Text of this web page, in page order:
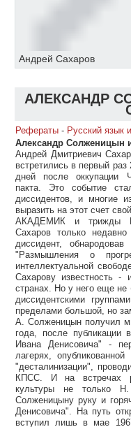
Андрей Сахаров
АЛЕКСАНДР
Рефераты - Русский язык
Александр Солженицын
Андрей Дмитриевич
встретились в первый раз
дней после оккупации
пакта. Это событие
диссидентов, и многие
выразить на этот счет
АКАДЕМИК и трижды
Сахаров только
диссидент,
"Размышления о
интеллектуальной
Сахарову известность
странах. Но у него еще не
диссидентскими
пределами большой, но
А. Солженицын получил
года, после
Ивана Денисовича" -
лагерях,
"десталинизации",
КПСС. И на встречах
культуры не только
Солженицыну руку и
Денисовича". На путь
вступил лишь в мае